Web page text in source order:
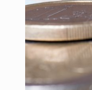
INTERVIURI
INTERVIURI
INTERVIURI
STIRI